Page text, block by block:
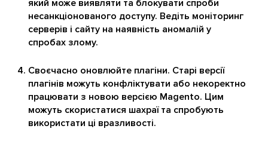
який може виявляти та блокувати спроби
несанкціонованого доступу. Ведіть моніторинг
серверів і сайту на наявність аномалій у
спробах злому.
Своєчасно оновлюйте плагіни. Старі версії
плагінів можуть конфліктувати або некоректно
працювати з новою версією Magento. Цим
можуть скористатися шахраї та спробують
використати ці вразливості.